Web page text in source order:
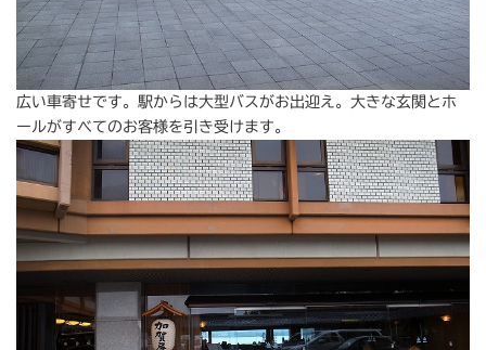
広い車寄せです。駅からは大型バスがお出迎え。大きな玄関とホ
ールがすべてのお客様を引き受けます。